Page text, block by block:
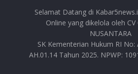
Selamat Datang di
Online yang dikelola oleh CV
NUSANTARA
SK Kementerian Hukum RI No:
AH.01.14 Tahun 2025. NPWP: